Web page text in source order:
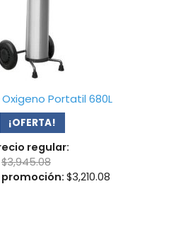
Portatil 680L
¡OFERTA!
regular:
$3,945.08
promoción: $3,210.08